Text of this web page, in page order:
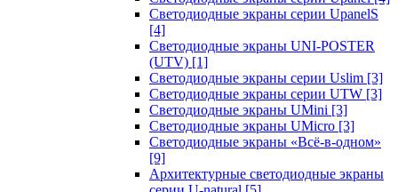
Светодиодные экраны серии UpanelS
[4]
Светодиодные экраны UNI-POSTER
(UTV) [1]
Светодиодные экраны серии Uslim [3]
Светодиодные экраны серии UTW [3]
Светодиодные экраны UMini [3]
Светодиодные экраны UMicro [3]
Светодиодные экраны «Всё-в-одном»
[9]
Архитектурные светодиодные экраны